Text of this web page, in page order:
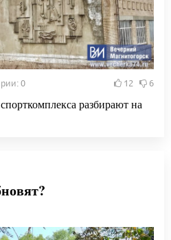
0 12 6
разбирают на